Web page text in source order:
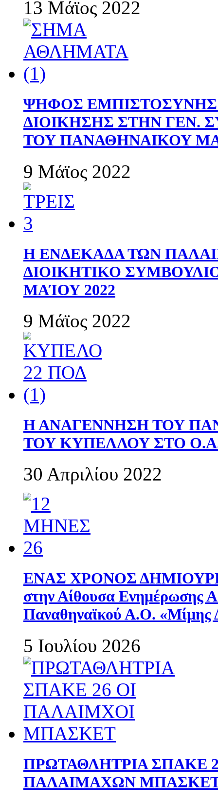
13 Μάϊος 2022
ΨΗΦΟΣ
ΔΙΟΙΚΗΣΗΣ ΣΤΗΝ ΓΕΝ.
ΤΟΥ ΠΑΝΑΘΗΝΑΙΚΟΥ
9 Μάϊος 2022
Η ΕΝΔΕΚΑΔΑ ΤΩΝ
ΔΙΟΙΚΗΤΙΚΟ
ΜΑΊΟΥ 2022
9 Μάϊος 2022
Η ΑΝΑΓΕΝΝΗΣΗ ΤΟΥ
ΤΟΥ ΚΥΠΕΛΛΟΥ ΣΤΟ
30 Απριλίου 2022
ΕΝΑΣ ΧΡΟΝΟΣ
στην Αίθουσα Ενημέρωσης
Παναθηναϊκού Α.Ο. «Μίμης
5 Ιουλίου 2026
ΠΡΩΤΑΘΛΗΤΡΙΑ ΣΠΑΚΕ
ΠΑΛΑΙΜΑΧΩΝ